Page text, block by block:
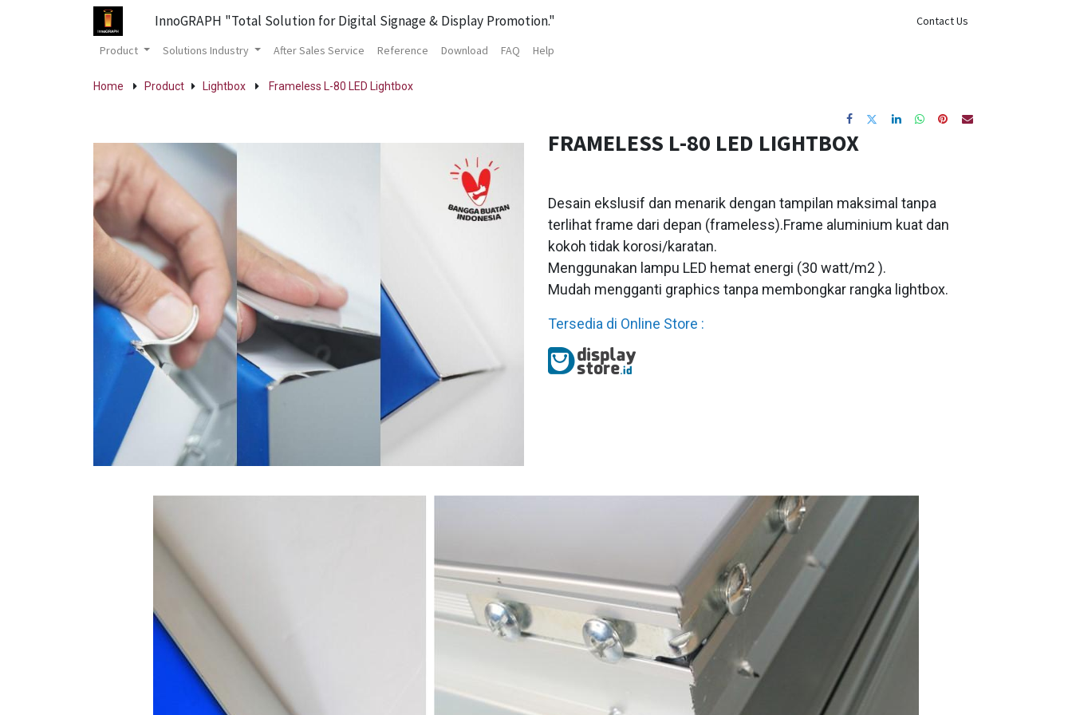
InnoGRAPH "Total Solution for Digital Signage & Display Promotion." Contact Us
Product Solutions Industry After Sales Service Reference Download FAQ Help
Home Product Lightbox Frameless L-80 LED Lightbox
FRAMELESS L-80 LED LIGHTBOX
Desain ekslusif dan menarik dengan tampilan maksimal tanpa
terlihat frame dari depan (frameless).Frame aluminium kuat dan
kokoh tidak korosi/karatan.
Menggunakan lampu LED hemat energi (30 watt/m2 ).
Mudah mengganti graphics tanpa membongkar rangka lightbox.
Tersedia di Online Store :